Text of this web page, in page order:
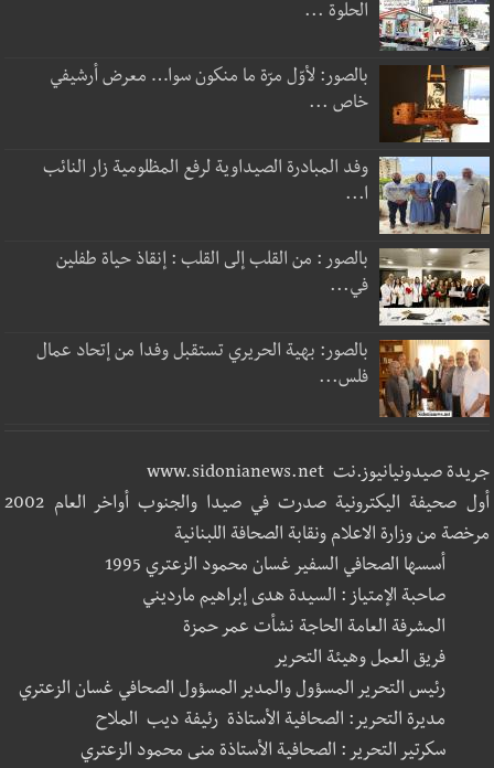
الحلوة ...
بالصور: لأوّل مرّة ما منكون سوا… معرض أرشيفي
خاص ...
وفد المبادرة الصيداوية لرفع المظلومية زار النائب
ا...
بالصور : من القلب إلى القلب : إنقاذ حياة طفلين
في...
بالصور: بهية الحريري تستقبل وفدا من إتحاد عمال
فلس...
جريدة صيدونيانيوز.نت www.sidonianews.net
أول صحيفة اليكترونية صدرت في صيدا والجنوب أواخر العام 2002
مرخصة من وزارة الاعلام ونقابة الصحافة اللبنانية
أسسها الصحافي السفير غسان محمود الزعتري 1995
صاحبة الإمتياز : السيدة هدى إبراهيم مارديني
المشرفة العامة الحاجة نشأت عمر حمزة
فريق العمل وهيئة التحرير
رئيس التحرير المسؤول والمدير المسؤول الصحافي غسان الزعتري
مديرة التحرير: الصحافية الأستاذة رئيفة ديب الملاح
سكرتير التحرير : الصحافية الأستاذة منى محمود الزعتري